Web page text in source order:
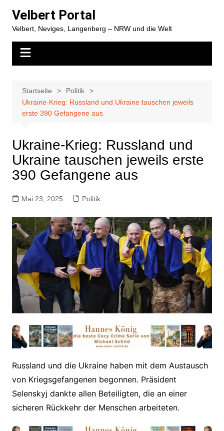
Inhalt
springen
Velbert Portal
Velbert, Neviges, Langenberg – NRW und die Welt
Startseite
Politik
Ukraine-Krieg: Russland und Ukraine tauschen jeweils
erste 390 Gefangene aus
Ukraine-Krieg: Russland und
Ukraine tauschen jeweils erste
390 Gefangene aus
Mai 23, 2025 Politik
Russland und die Ukraine haben mit dem Austausch
von Kriegsgefangenen begonnen. Präsident
Selenskyj dankte allen Beteiligten, die an einer
sicheren Rückkehr der Menschen arbeiteten.